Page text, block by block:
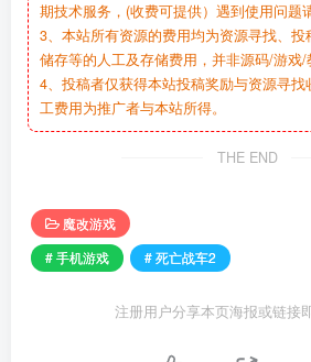
期技术服务，(收费可提供）遇到使用问题
3、本站所有资源的费用均为资源寻找、投
储存等的人工及存储费用，并非源码/游戏/
4、投稿者仅获得本站投稿奖励与资源寻找
工费用为推广者与本站所得。
THE END
魔改游戏
# 手机游戏
# 死亡战车2
注册用户分享本页海报或链接